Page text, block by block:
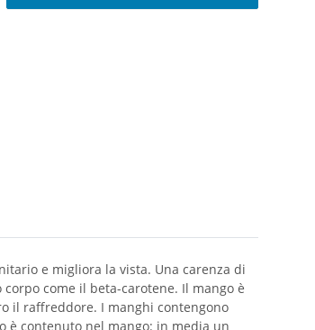
e migliora la vista. Una carenza di
come il beta-carotene. Il mango è
il raffreddore. I manghi contengono
è contenuto nel mango: in media un